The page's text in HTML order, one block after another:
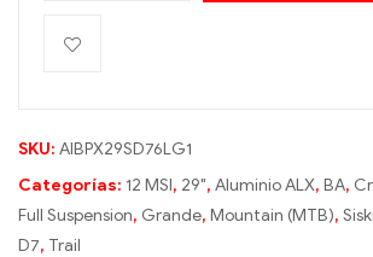
a
t
SKU: AIBPX29SD76LG1
Categorías: 12 MSI, 29", Aluminio ALX, BA,
Full Suspension, Grande, Mountain (MTB),
D7, Trail